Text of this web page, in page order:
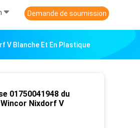
Demande de soumission
V Blanche Et En Plastique
01750041948 du
Nixdorf V